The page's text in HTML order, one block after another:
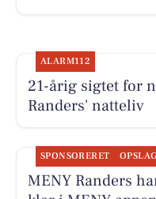
ALARM112
21-årig sigtet for
Randers' natteliv
SPONSORERET
MENY Randers